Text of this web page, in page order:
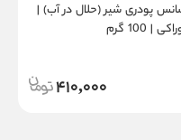
پودری شیر (حلال در آب) |
| 100 گرم
410,000